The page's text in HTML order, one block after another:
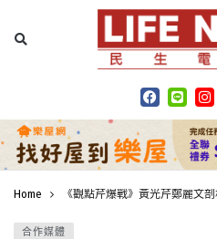
Home 《觀點芹爆戰》黃光芹鄭麗文
合作媒體